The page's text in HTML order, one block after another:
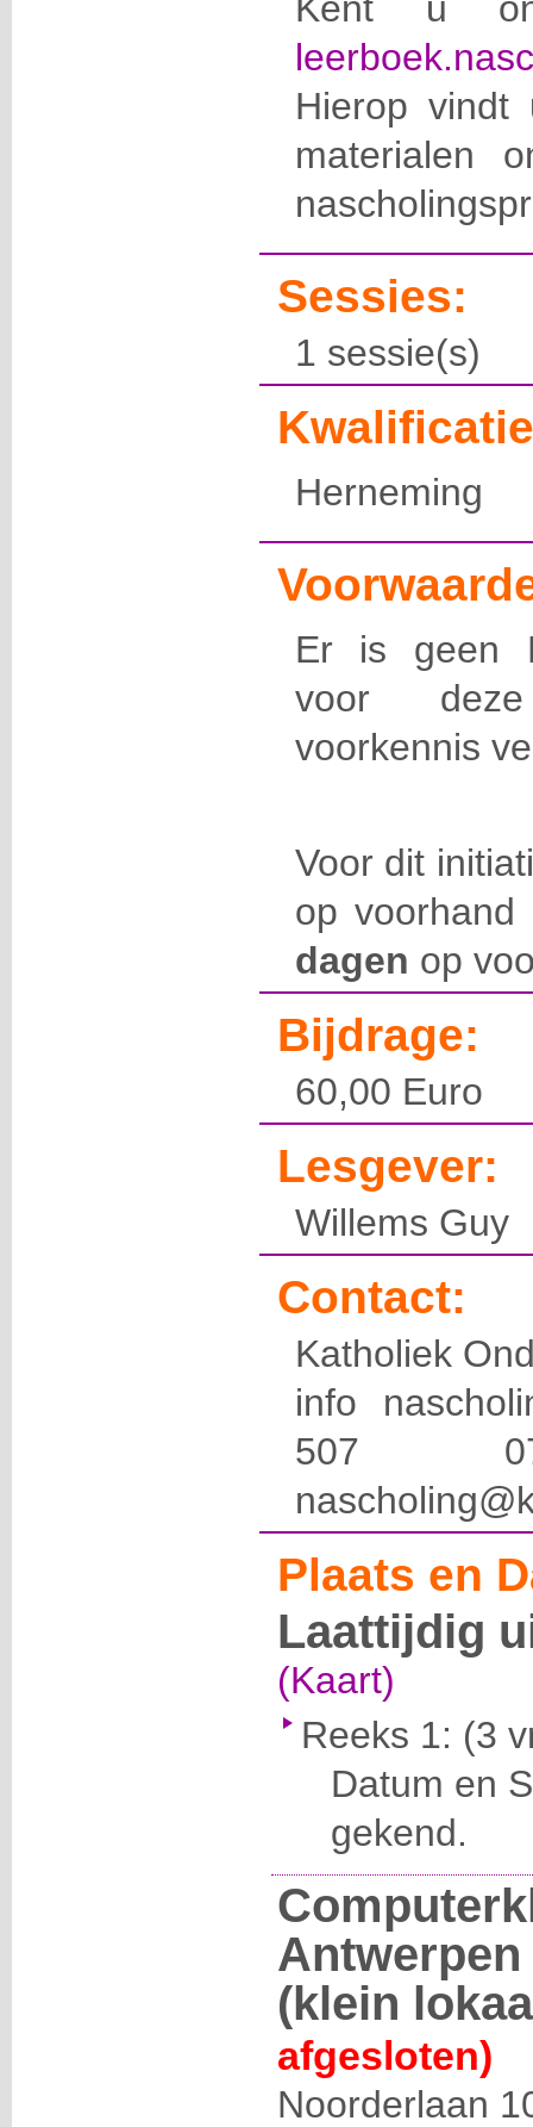
Hierop vindt
materialen
Sessies:
1 sessie(s)
Herneming
Er is geen
voor
voorkennis
Voor dit
op
dagen op
Bijdrage:
60,00 Euro
Lesgever:
Willems Guy
Contact:
Katholiek
info
507
Plaats en
Laattijdig
(Kaart)
Reeks 1: (3
Datum en
gekend.
(klein
afgesloten)
Noorderlaan